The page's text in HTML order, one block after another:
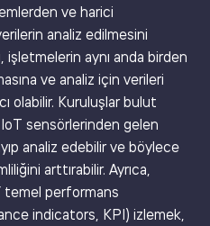
ve harici
analiz edilmesini
işletmelerin aynı anda birden
ve analiz için verileri
olabilir. Kuruluşlar bulut
sensörlerinden gelen
analiz edebilir ve böylece
arttırabilir. Ayrıca,
temel performans
indicators, KPI) izlemek,